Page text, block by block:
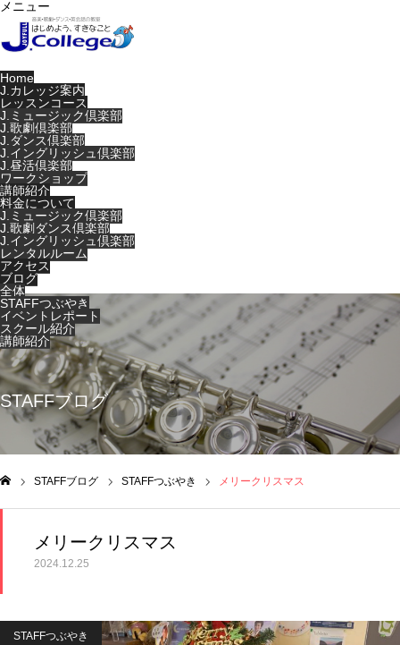
メニュー
Home
J.カレッジ案内
レッスンコース
J.ミュージック倶楽部
J.歌劇倶楽部
J.ダンス倶楽部
J.イングリッシュ倶楽部
J.昼活倶楽部
ワークショップ
講師紹介
料金について
J.ミュージック倶楽部
J.歌劇ダンス倶楽部
J.イングリッシュ倶楽部
レンタルルーム
アクセス
ブログ
全体
STAFFつぶやき
イベントレポート
スクール紹介
講師紹介
STAFFブログ
STAFFブログ STAFFつぶやき メリークリスマス
メリークリスマス
2024.12.25
STAFFつぶやき